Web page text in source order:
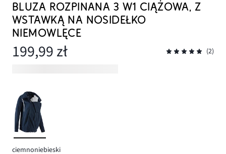
BLUZA ROZPINANA 3 W1 CIĄŻOWA, Z
WSTAWKĄ NA NOSIDEŁKO
NIEMOWLĘCE
199,99 zł (2)
ciemnoniebieski